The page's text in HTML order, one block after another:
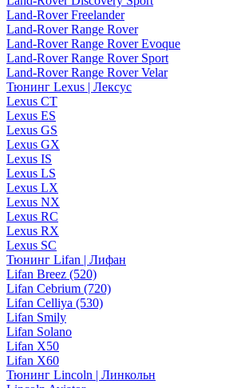
Land-Rover Freelander
Land-Rover Range Rover
Land-Rover Range Rover Evoque
Land-Rover Range Rover Sport
Land-Rover Range Rover Velar
Тюнинг Lexus | Лексус
Lexus CT
Lexus ES
Lexus GS
Lexus GX
Lexus IS
Lexus LS
Lexus LX
Lexus NX
Lexus RC
Lexus RX
Lexus SC
Тюнинг Lifan | Лифан
Lifan Breez (520)
Lifan Cebrium (720)
Lifan Celliya (530)
Lifan Smily
Lifan Solano
Lifan X50
Lifan X60
Тюнинг Lincoln | Линкольн